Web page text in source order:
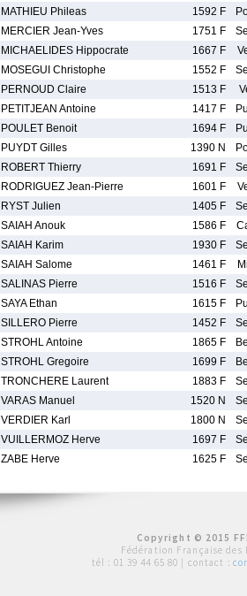
MATHIEU Phileas 1592 F
MERCIER Jean-Yves 1751 F
MICHAELIDES Hippocrate 1667 F
MOSEGUI Christophe 1552 F
PERNOUD Claire 1513 F
PETITJEAN Antoine 1417 F
POULET Benoit 1694 F
PUYDT Gilles 1390 N
ROBERT Thierry 1691 F
RODRIGUEZ Jean-Pierre 1601 F
RYST Julien 1405 F
SAIAH Anouk 1586 F
SAIAH Karim 1930 F
SAIAH Salome 1461 F
SALINAS Pierre 1516 F
SAYA Ethan 1615 F
SILLERO Pierre 1452 F
STROHL Antoine 1865 F
STROHL Gregoire 1699 F
TRONCHERE Laurent 1883 F
VARAS Manuel 1520 N
VERDIER Karl 1800 N
VUILLERMOZ Herve 1697 F
ZABE Herve 1625 F
Copyright © 2015
Fédération Française des
tél : 01 39 44 65 80 | contact :